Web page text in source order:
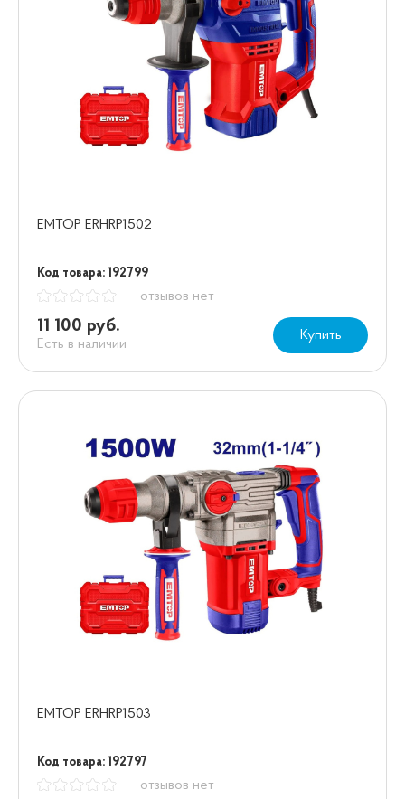
EMTOP ERHRP1502
Код товара: 192799
— отзывов нет
11 100 руб.
Есть в наличии
Купить
EMTOP ERHRP1503
Код товара: 192797
— отзывов нет